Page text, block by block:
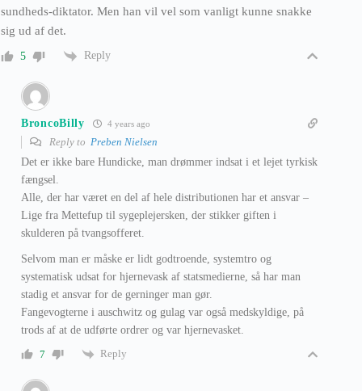
sundheds-diktator. Men han vil vel som vanligt kunne snakke
sig ud af det.
5 Reply
BroncoBilly 4 years ago
Reply to Preben Nielsen
Det er ikke bare Hundicke, man drømmer indsat i et lejet tyrkisk
fængsel.
Alle, der har været en del af hele distributionen har et ansvar –
Lige fra Mettefup til sygeplejersken, der stikker giften i
skulderen på tvangsofferet.
Selvom man er måske er lidt godtroende, systemtro og
systematisk udsat for hjernevask af statsmedierne, så har man
stadig et ansvar for de gerninger man gør.
Fangevogterne i auschwitz og gulag var også medskyldige, på
trods af at de udførte ordrer og var hjernevasket.
7
Reply